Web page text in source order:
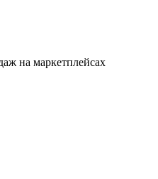
на маркетплейсах